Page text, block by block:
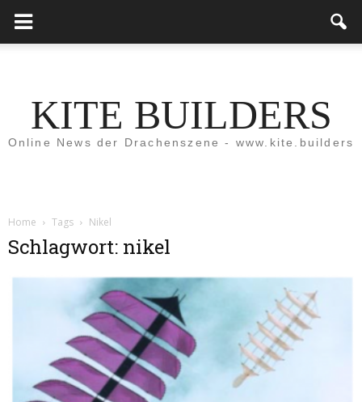
KITE BUILDERS
Online News der Drachenszene - www.kite.builders
Home Tags Nikel
Schlagwort: nikel